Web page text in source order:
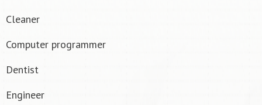
Cleaner
Computer programmer
Dentist
Engineer